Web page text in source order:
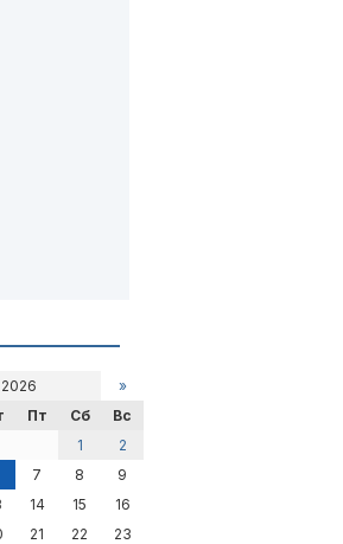
2026
»
Пт Сб
Вс
1
2
7 8
9
14 15
16
21 22
23